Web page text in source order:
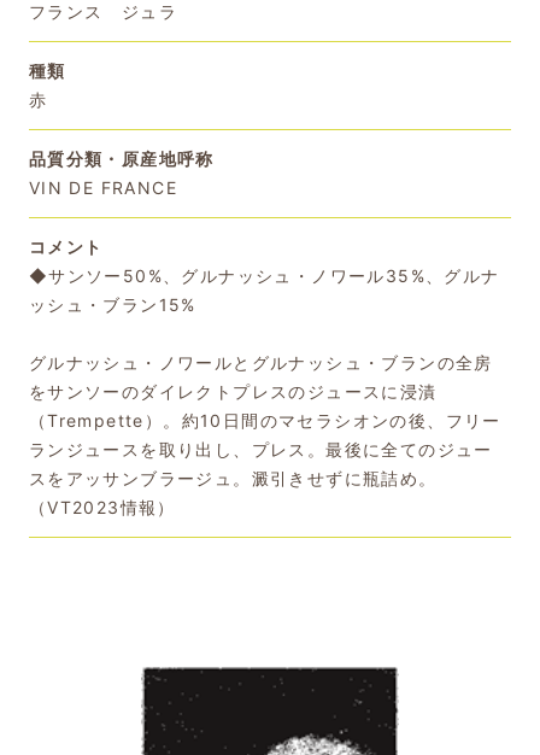
フランス ジュラ
種類
赤
品質分類・原産地呼称
VIN DE FRANCE
コメント
◆サンソー50%、グルナッシュ・ノワール35%、グルナ
ッシュ・ブラン15%
グルナッシュ・ノワールとグルナッシュ・ブランの全房
をサンソーのダイレクトプレスのジュースに浸漬
（Trempette）。約10日間のマセラシオンの後、フリー
ランジュースを取り出し、プレス。最後に全てのジュー
スをアッサンブラージュ。澱引きせずに瓶詰め。
（VT2023情報）